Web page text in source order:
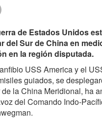
de Estados Unidos
del Sur de China en
en la región disputada.
USS America y el
guiados, se
la China Meridional, ha
del Comando Indo-